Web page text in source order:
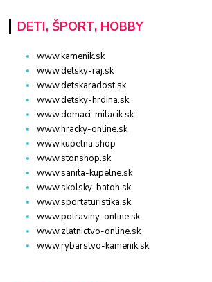
DETI, ŠPORT, HOBBY
www.kamenik.sk
www.detsky-raj.sk
www.detskaradost.sk
www.detsky-hrdina.sk
www.domaci-milacik.sk
www.hracky-online.sk
www.kupelna.shop
www.stonshop.sk
www.sanita-kupelne.sk
www.skolsky-batoh.sk
www.sportaturistika.sk
www.potraviny-online.sk
www.zlatnictvo-online.sk
www.rybarstvo-kamenik.sk